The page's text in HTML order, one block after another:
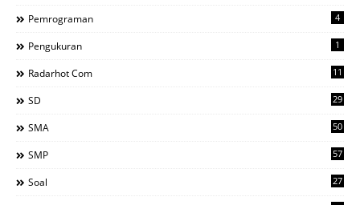
Pemrograman 4
Pengukuran 1
Radarhot Com 11
SD 29
SMA 50
SMP 57
Soal 27